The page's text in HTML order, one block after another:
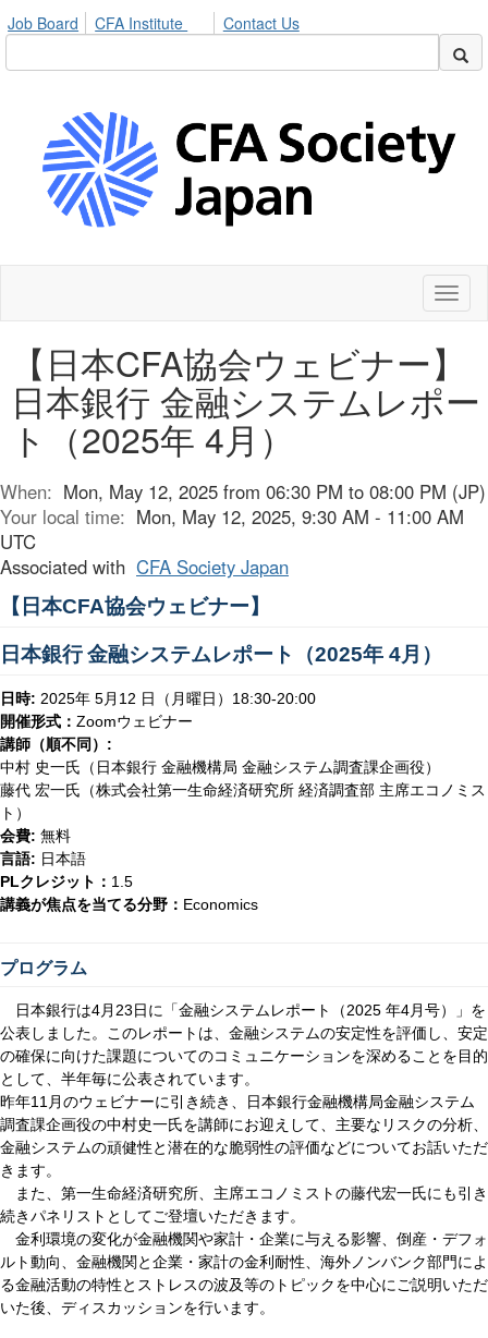
Job Board CFA Institute Contact Us
【日本CFA協会ウェビナー】
日本銀行 金融システムレポー
ト（2025年 4月）
When: Mon, May 12, 2025 from 06:30 PM to 08:00 PM (JP)
Your local time: Mon, May 12, 2025, 9:30 AM - 11:00 AM
UTC
Associated with CFA Society Japan
【日本CFA協会ウェビナー】
日本銀行金融システムレポート（2025年 4月）
日時: 2025年 5月 12 日（月曜日） 18:30-20:00
開催形式： Zoomウェビナー
講師（順不同） :
中村 史一氏（日本銀行 金融機構局 金融システム調査課企画役）
藤代 宏一氏（株式会社第一生命経済研究所 経済調査部 主席エコノミス
ト）
会費: 無料
言語: 日本語
PLクレジット： 1.5
講義が焦点を当てる分野： Economics
プログラム
日本銀行は4月 23日に「金融システムレポート（2025 年4月号）」を
公表しました。このレポートは、金融システムの安定性を評価し、安定
の確保に向けた課題についてのコミュニケーションを深めることを目的
として、半年毎に公表されています。
昨年11 月のウェビナーに引き続き、日本銀行金融機構局金融システム
調査課企画役の中村史一氏を講師にお迎えして、主要なリスクの分析、
金融システムの頑健性と潜在的な脆弱性の評価などについてお話いただ
きます。
また、第一生命経済研究所、主席エコノミストの藤代宏一氏にも引き
続きパネリストとしてご登壇いただきます。
金利環境の変化が金融機関や家計・企業に与える影響、倒産・デフォ
ルト動向、⾦融機関と企業・家計の⾦利耐性、海外ノンバンク部門によ
る金融活動の特性とストレスの波及等のトピックを中心にご説明いただ
いた後、ディスカッションを行います。